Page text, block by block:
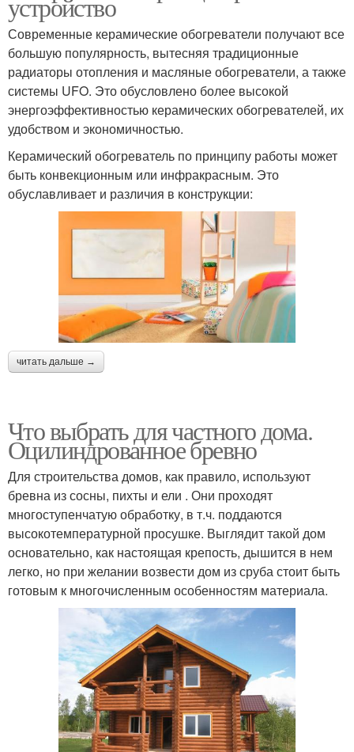
устройство
Современные керамические обогреватели получают все
большую популярность, вытесняя традиционные
радиаторы отопления и масляные обогреватели, а также
системы UFO. Это обусловлено более высокой
энергоэффективностью керамических обогревателей, их
удобством и экономичностью.
Керамический обогреватель по принципу работы может
быть конвекционным или инфракрасным. Это
обуславливает и различия в конструкции:
читать дальше →
Что выбрать для частного дома.
Оцилиндрованное бревно
Для строительства домов, как правило, используют
бревна из сосны, пихты и ели . Они проходят
многоступенчатую обработку, в т.ч. поддаются
высокотемпературной просушке. Выглядит такой дом
основательно, как настоящая крепость, дышится в нем
легко, но при желании возвести дом из сруба стоит быть
готовым к многочисленным особенностям материала.